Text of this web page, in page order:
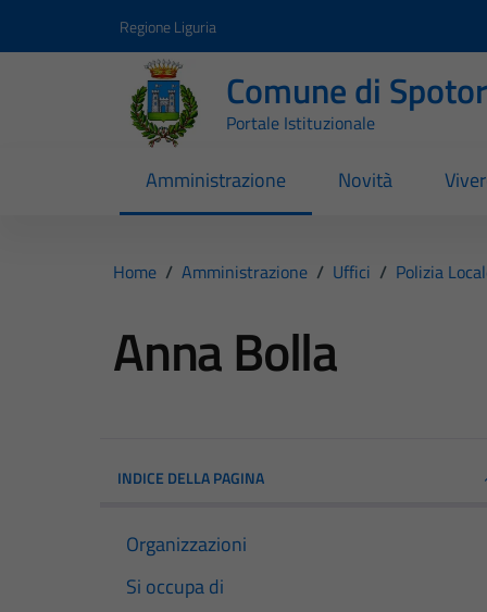
Regione Liguria
Comune di
Portale Istituzionale
Amministrazione Novità
Home / Amministrazione / Uffici / Polizia
Anna Bolla
INDICE DELLA PAGINA
Organizzazioni
Si occupa di